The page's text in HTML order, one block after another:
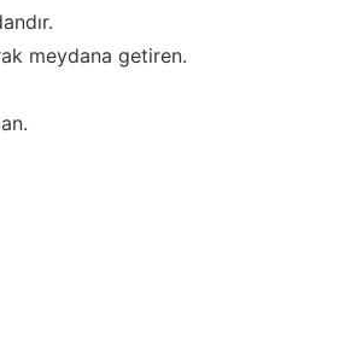
meydana getiren.